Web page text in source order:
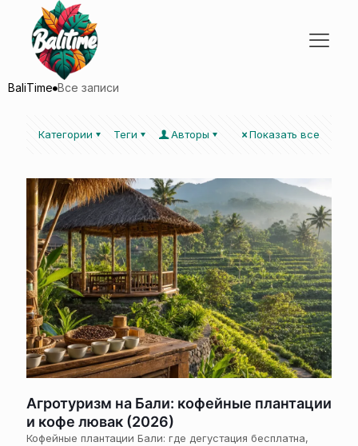
BaliTime Все записи
Категории Теги Авторы Показать все
Агротуризм на Бали: кофейные плантации
и кофе лювак (2026)
Кофейные плантации Бали: где дегустация бесплатна,